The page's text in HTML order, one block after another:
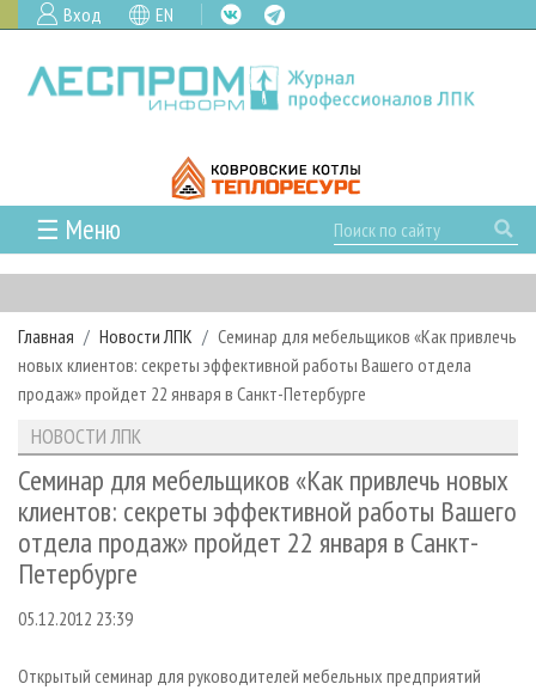
Вход EN
☰ Меню
ГЛАВНАЯ
РУБРИКИ И ТЕМЫ
РУБРИКИ ЖУРНАЛА
ЛЕСНОЕ ХОЗЯЙСТВО
ЛЕСОЗАГОТОВКА
ЛЕСОПИЛЕНИЕ
ДЕРЕВООБРАБОТКА
СУШКА ДРЕВЕСИНЫ
ПРОИЗВОДСТВО ДРЕВЕСНЫХ ПЛИТ
ДЕРЕВЯННОЕ ДОМОСТРОЕНИЕ
ПРОИЗВОДСТВО МЕБЕЛИ
НОВОСТИ
КАЛЕНДАРЬ СОБЫТИЙ
НОВОСТИ ЛПК
НОВОСТИ ЖУРНАЛА
НОВОСТИ КОМПАНИЙ
ПРОЕКТЫ ЛПИ
АНАЛИТИКА
ПРЕДПРИЯТИЯ ЛПК
ЛЕСНЫЕ РЕГИОНЫ РОССИИ
ПЕРСОНЫ
МОБИЛЬНЫЕ ВЫСТАВКИ
ОФИЦИАЛЬНЫЕ ДЕЛЕГАЦИИ
ПРИОРИТЕТНЫЕ ИНВЕСТПРОЕКТЫ
АРХИВ
АРХИВ ЖУРНАЛОВ
СТАТЬИ
О ЖУРНАЛЕ
ПОДПИСКА
КОНТАКТЫ
РЕКЛАМОДАТЕЛЯМ
РЕКЛАМА
РЕКЛАМА НА САЙТЕ
Главная Новости ЛПК
Семинар для мебельщиков «Как привлечь
новых клиентов: секреты эффективной работы Вашего отдела
продаж» пройдет 22 января в Санкт-Петербурге
НОВОСТИ ЛПК
Семинар для мебельщиков «Как привлечь новых
клиентов: секреты эффективной работы Вашего
отдела продаж» пройдет 22 января в Санкт-
Петербурге
05.12.2012 23:39
Открытый семинар для руководителей мебельных предприятий